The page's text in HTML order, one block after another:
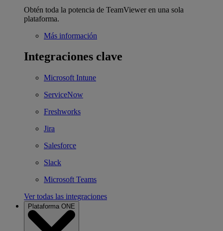
Obtén toda la potencia de TeamViewer en una sola
plataforma.
Más información
Integraciones clave
Microsoft Intune
ServiceNow
Freshworks
Jira
Salesforce
Slack
Microsoft Teams
Ver todas las integraciones
Plataforma ONE